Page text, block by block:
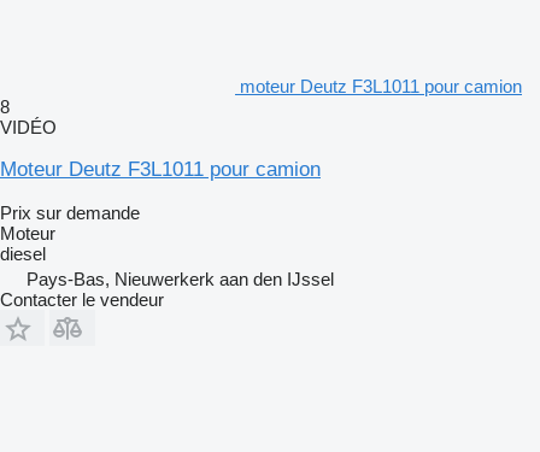
moteur Deutz F3L1011 pour camion
8
VIDÉO
Moteur Deutz F3L1011 pour camion
Prix sur demande
Moteur
diesel
Pays-Bas, Nieuwerkerk aan den IJssel
Contacter le vendeur